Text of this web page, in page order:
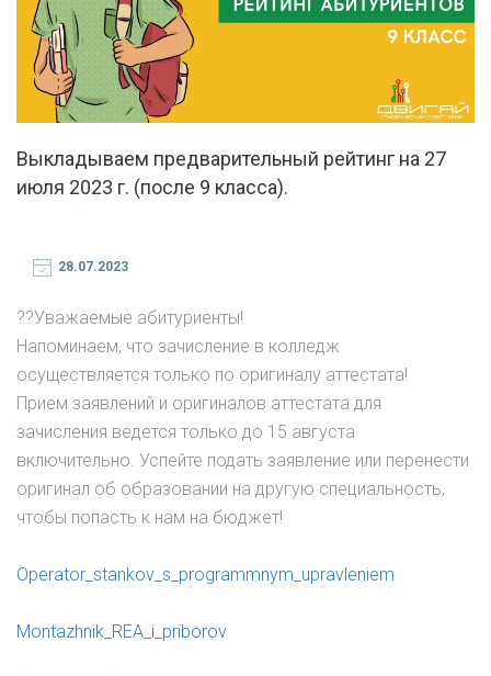
Выкладываем предварительный рейтинг на 27
июля 2023 г. (после 9 класса).
28.07.2023
?‍?Уважаемые абитуриенты!
Напоминаем, что зачисление в колледж
осуществляется только по оригиналу аттестата!
Прием заявлений и оригиналов аттестата для
зачисления ведется только до 15 августа
включительно. Успейте подать заявление или перенести
оригинал об образовании на другую специальность,
чтобы попасть к нам на бюджет!
Operator_stankov_s_programmnym_upravleniem
Montazhnik_REA_i_priborov